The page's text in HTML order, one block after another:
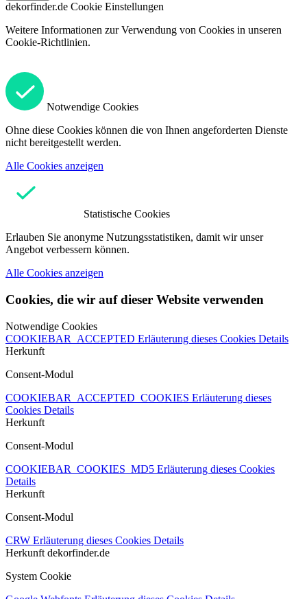
dekorfinder.de Cookie Einstellungen
Weitere Informationen zur Verwendung von Cookies in unseren
Cookie-Richtlinien.
Notwendige Cookies
Ohne diese Cookies können die von Ihnen angeforderten Dienste
nicht bereitgestellt werden.
Alle Cookies anzeigen
Statistische Cookies
Erlauben Sie anonyme Nutzungsstatistiken, damit wir unser
Angebot verbessern können.
Alle Cookies anzeigen
Cookies, die wir auf dieser Website verwenden
Notwendige Cookies
COOKIEBAR_ACCEPTED Erläuterung dieses Cookies Details
Herkunft
Consent-Modul
COOKIEBAR_ACCEPTED_COOKIES Erläuterung dieses
Cookies Details
Herkunft
Consent-Modul
COOKIEBAR_COOKIES_MD5 Erläuterung dieses Cookies
Details
Herkunft
Consent-Modul
CRW Erläuterung dieses Cookies Details
Herkunft dekorfinder.de
System Cookie